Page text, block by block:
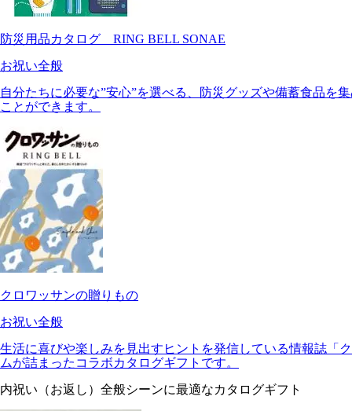
防災用品カタログ RING BELL SONAE
お祝い全般
自分たちに必要な”安心”を選べる、防災グッズや備蓄食品を
ことができます。
クロワッサンの贈りもの
お祝い全般
生活に喜びや楽しみを見出すヒントを発信している情報誌「
ムが詰まったコラボカタログギフトです。
内祝い（お返し）全般シーンに最適なカタログギフト